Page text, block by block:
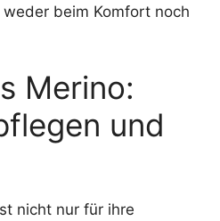
beim Komfort noch
Merino:
und
nicht nur für ihre